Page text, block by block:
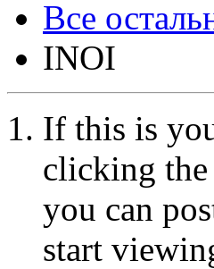
Все
INOI
If this is
clicking
you can
start